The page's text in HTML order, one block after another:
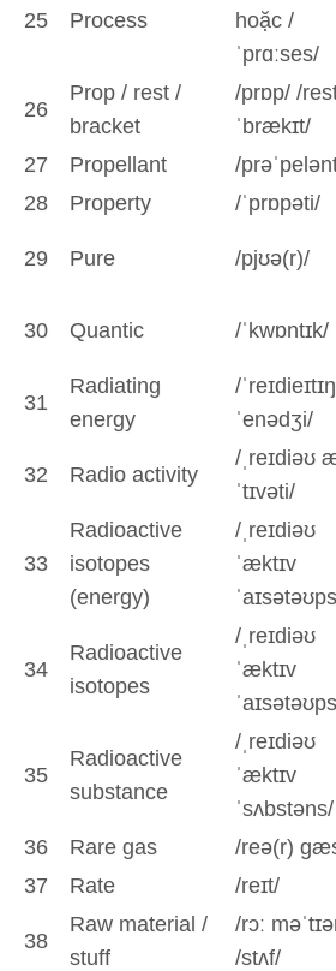
25 Process
hoặc /
ˈprɑːses/
26
Prop / rest /
bracket
/prɒp/ /
ˈbrækɪt/
27 Propellant /
28
Property /ˈprɒpəti/
29 Pure /pjʊə(r)/
30 Quantic /ˈkwɒntɪk/
31
Radiating
energy
/ˈreɪdieɪtɪŋ
ˈenədʒi/
32 Radio activity
/ˌreɪdiəʊ
ˈtɪvəti/
33
Radioactive
isotopes
(energy)
/ˌreɪdiəʊ
ˈæktɪv
34
Radioactive
isotopes
/ˌreɪdiəʊ
ˈæktɪv
35
Radioactive
substance
/ˌreɪdiəʊ
ˈæktɪv
ˈsʌbstəns/
36 Rare gas /reə(r)
37
Rate /reɪt/
38
Raw material /
stuff
/rɔː
/stʌf/